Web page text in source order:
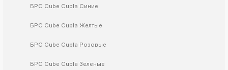
ksldkfjsdlfkjsls;ldfkgjsdl;kfkфыва
ksldkfjsdlfkjsls;ldfkgjsdl;kfkфыва
k
ksldkfjsdlfkjsls;ldfkgjsdl;kfkфыва
k
БРС Cube Cupla Синие
БРС Cube Cupla Желтые
БРС Cube Cupla Розовые
БРС Cube Cupla Зеленые